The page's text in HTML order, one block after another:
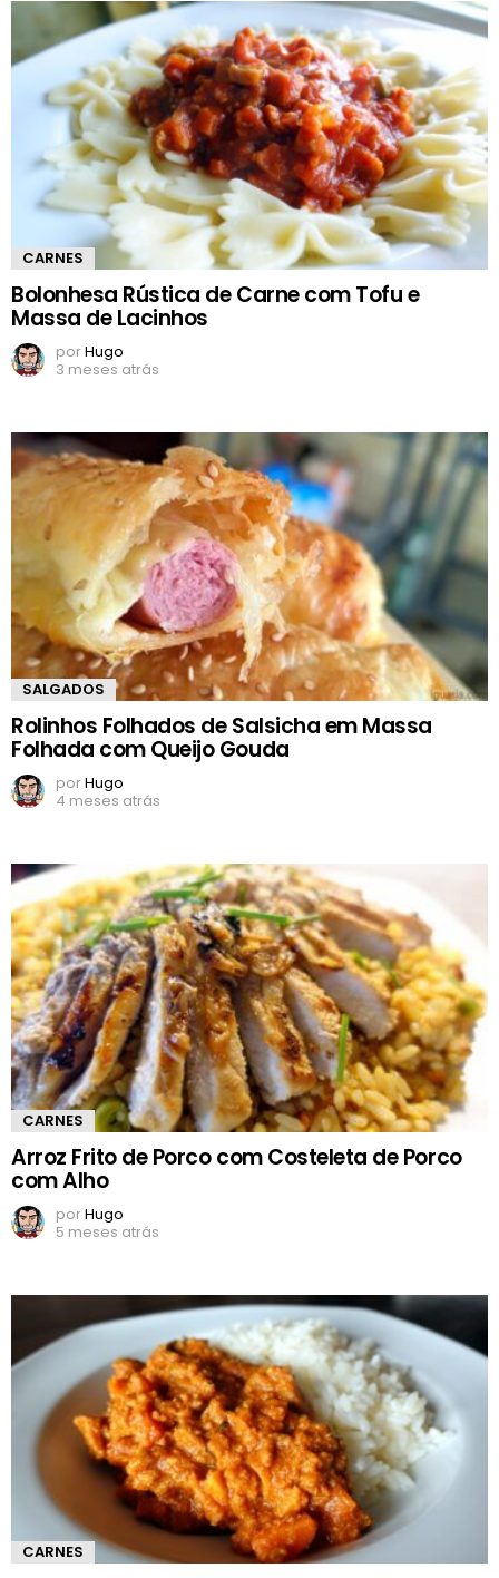
CARNES
Bolonhesa Rústica de Carne com Tofu e
Massa de Lacinhos
porHugo
3 meses atrás
SALGADOS
Rolinhos Folhados de Salsicha em Massa
Folhada com Queijo Gouda
porHugo
4 meses atrás
CARNES
Arroz Frito de Porco com Costeleta de Porco
com Alho
porHugo
5 meses atrás
CARNES